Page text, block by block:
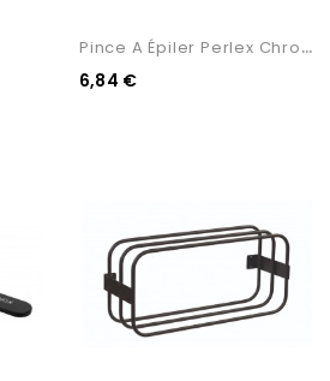
P
Ince A Épiler Perlex Chromée
6,84 €